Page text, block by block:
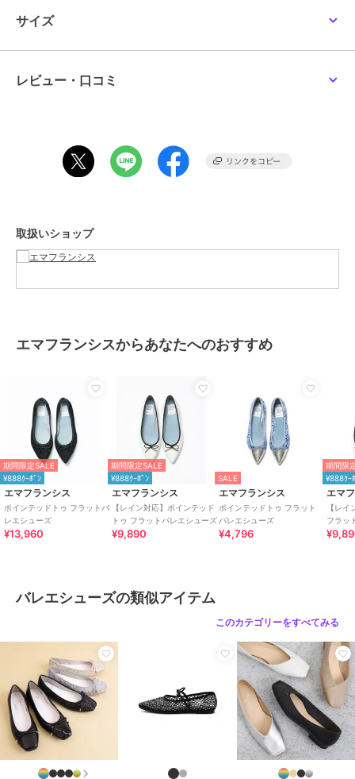
特徴：甲浅、ギリシャ型
23cmをパンストで履くとジャストフィットでした。
ールの使用がオススメです。
「これからのシーズンに活躍間違いなし！」（スタッフM）
のあるお作りでストッキングでは23.5cmでゆとりがあったためジェ
ルインソールを入れて丁度のサイズでした。今年人気のチュール素材
期間限定セール開催中
ショップ エマフランシス
商品カテゴリ シューズ ／ バレエシューズ
性別タイプ
レディース
シューズ ／
レディース
シューズ ／バレエシューズ
カラー シルバー、ゴールド、ブラック
メッシュ/ポリエステル素材
リボン/透かし編み/
ポリエステル素材/
透かし編み
2.5cm未満
ポインテッドトゥ
サイズ
レビュー・口コミ
取扱いショップ
エマフランシスからあなたへのおすすめ
期間限定SALE
¥888ｸｰﾎﾟﾝ
エマフランシス
ポインテッドトゥ フラットバ
レエシューズ
¥13,960
期間限定SALE
¥888ｸｰﾎﾟﾝ
エマフランシス
【レイン対応】ポインテッド
トゥ フラットバレエシューズ
¥9,890
SALE
エマフランシス
ポインテッドトゥ フラット
バレエシューズ
¥4,796
期間限
¥888ｸｰ
エマ
【レ
フラッ
バレエシューズの類似アイテム
このカテゴリーをすべてみる